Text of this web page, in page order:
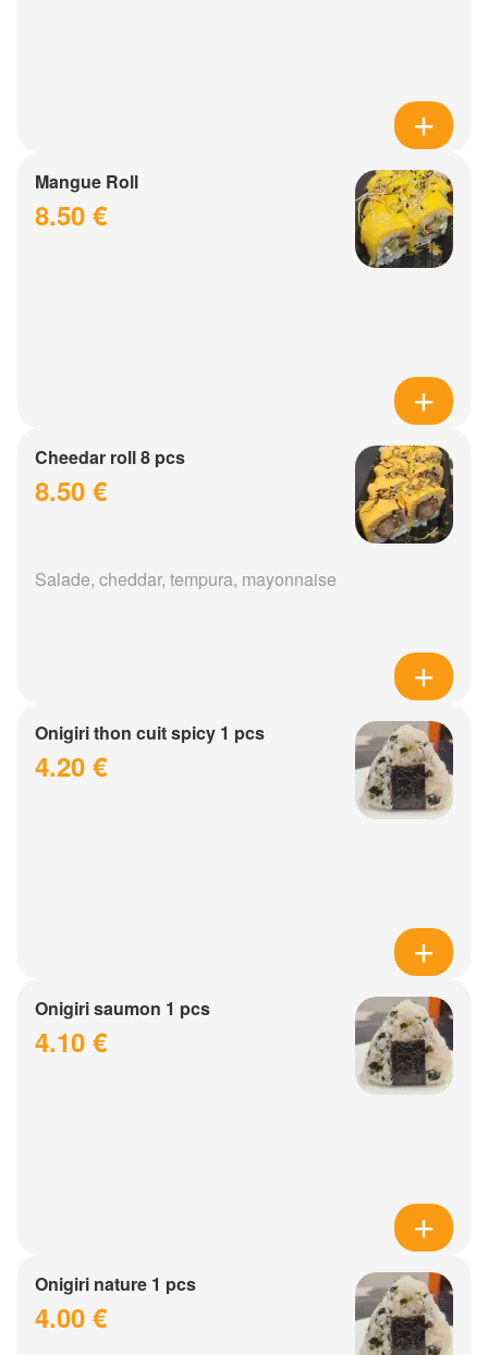
Mangue Roll
8.50 €
Cheedar roll 8 pcs
8.50 €
Salade, cheddar, tempura, mayonnaise
Onigiri thon cuit spicy 1 pcs
4.20 €
Onigiri saumon 1 pcs
4.10 €
Onigiri nature 1 pcs
4.00 €